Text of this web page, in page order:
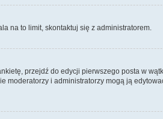
na to limit, skontaktuj się z administratorem.
przejdź do edycji pierwszego posta w
i administratorzy mogą ją